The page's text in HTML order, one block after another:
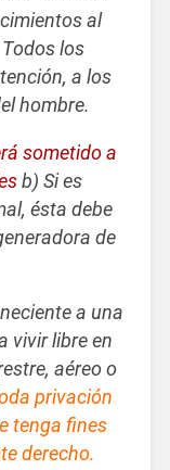
al
los
a los
hombre.
sometido a
b) Si es
ésta debe
de
a una
vivir libre en
aéreo o
privación
tenga fines
derecho.